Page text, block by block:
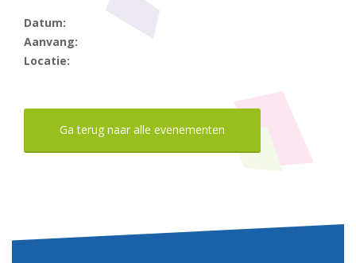
Datum:
Aanvang:
Locatie:
Ga terug naar alle evenementen